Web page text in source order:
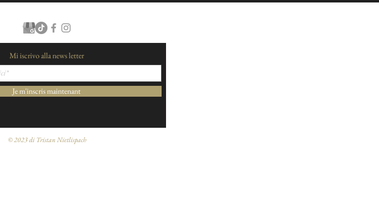
Mi iscrivo alla news letter
Je m'inscris maintenant
generali di vendita e note legali
© 2023 di Tristan Nietlispach